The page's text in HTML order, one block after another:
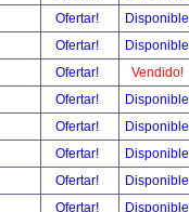
Ofertar!
Disponible
Ofertar!
Disponible
Ofertar!
Vendido!
Ofertar!
Disponible
Ofertar!
Disponible
Ofertar!
Disponible
Ofertar!
Disponible
Ofertar!
Disponible